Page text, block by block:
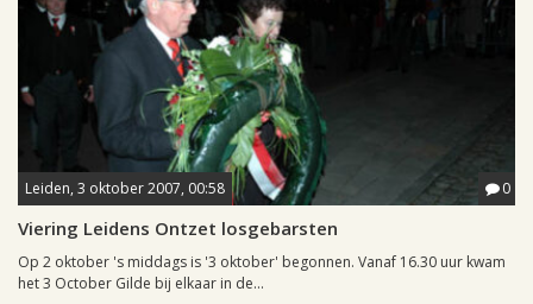
Leiden, 3 oktober 2007, 00:58 0
Viering Leidens Ontzet losgebarsten
Op 2 oktober 's middags is '3 oktober' begonnen. Vanaf 16.30 uur kwam
het 3 October Gilde bij elkaar in de...